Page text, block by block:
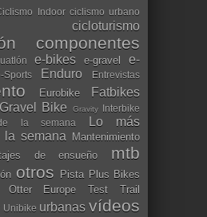
Indoor ciclismo urbano
cicloturismo
componentes
e-bikes e-gravel
e-
Sports Enduro Entrevistas
Eurobike Fatbikes
Gravel Bike Gravity Interbike
la semana
Lo más
la semana Mantenimiento
de ensueño mtb
otros Pista Plus Bikes
Otter Europe Test Trail
Unibike urbanas vídeos